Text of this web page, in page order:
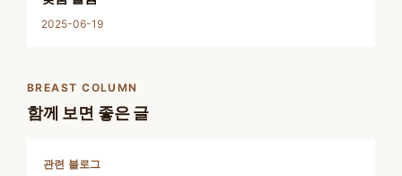
2025-06-19
BREAST COLUMN
함께 보면 좋은 글
관련 블로그